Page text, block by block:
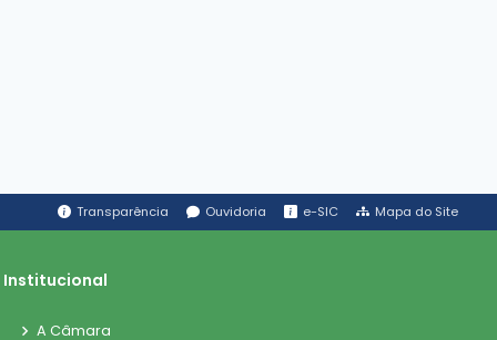
Transparência Ouvidoria e-SIC Mapa do Site
Institucional
A Câmara